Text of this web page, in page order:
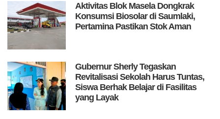
Aktivitas Blok Masela Dongkrak
Konsumsi Biosolar di Saumlaki,
Pertamina Pastikan Stok Aman
Gubernur Sherly Tegaskan
Revitalisasi Sekolah Harus Tuntas,
Siswa Berhak Belajar di Fasilitas
yang Layak